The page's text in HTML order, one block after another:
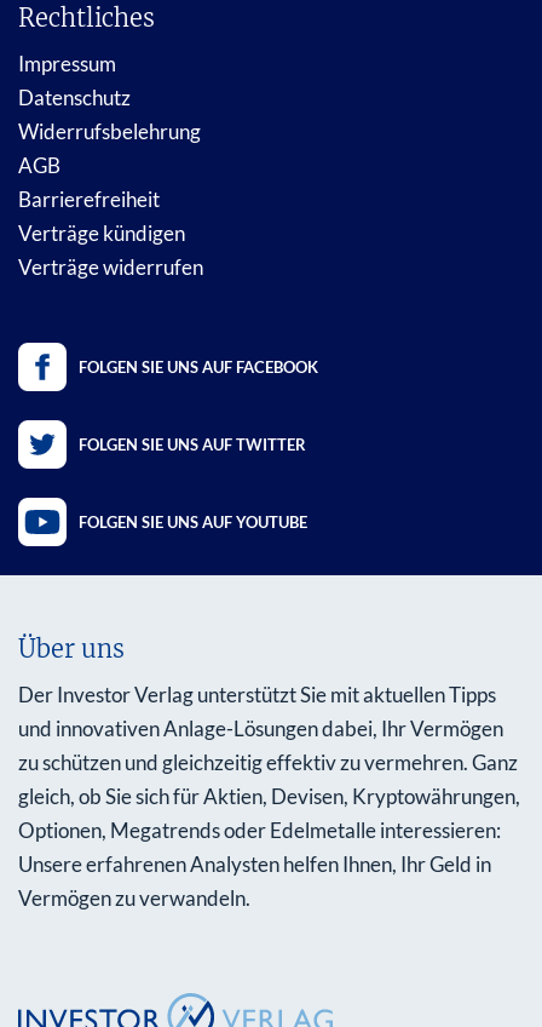
Rechtliches
Impressum
Datenschutz
Widerrufsbelehrung
AGB
Barrierefreiheit
Verträge kündigen
Verträge widerrufen
FOLGEN SIE UNS AUF FACEBOOK
FOLGEN SIE UNS AUF TWITTER
FOLGEN SIE UNS AUF YOUTUBE
Über uns
Der Investor Verlag unterstützt Sie mit aktuellen Tipps
und innovativen Anlage-Lösungen dabei, Ihr Vermögen
zu schützen und gleichzeitig effektiv zu vermehren. Ganz
gleich, ob Sie sich für Aktien, Devisen, Kryptowährungen,
Optionen, Megatrends oder Edelmetalle interessieren:
Unsere erfahrenen Analysten helfen Ihnen, Ihr Geld in
Vermögen zu verwandeln.